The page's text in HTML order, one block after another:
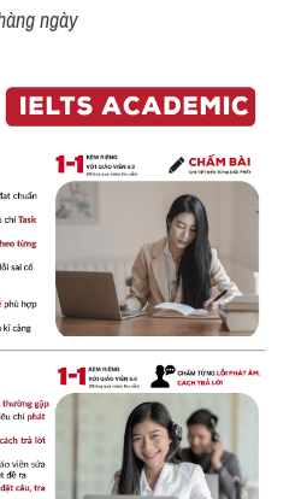
ngày